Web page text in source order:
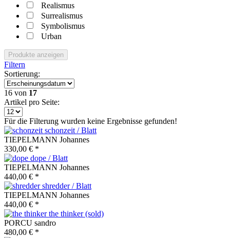
Realismus
Surrealismus
Symbolismus
Urban
Produkte anzeigen
Filtern
Sortierung:
16 von 17
Artikel pro Seite:
Für die Filterung wurden keine Ergebnisse gefunden!
schonzeit / Blatt
TIEPELMANN Johannes
330,00 € *
dope / Blatt
TIEPELMANN Johannes
440,00 € *
shredder / Blatt
TIEPELMANN Johannes
440,00 € *
the thinker (sold)
PORCU sandro
480,00 € *